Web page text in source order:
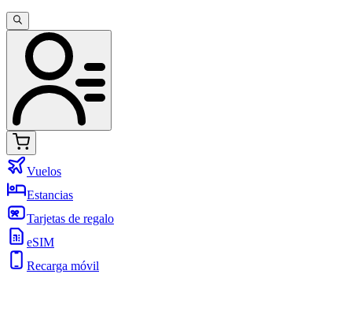
Vuelos
Estancias
Tarjetas de regalo
eSIM
Recarga móvil